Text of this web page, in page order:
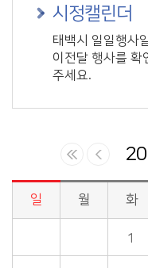
시정캘린더
태백시 일일행사
이전달 행사를 확
주세요.
시정소식>시정 캘린더 게시판의 (2022년 02월) 달력형태로 일정명, 일정내용을 제공합니다.
일 월 화
1